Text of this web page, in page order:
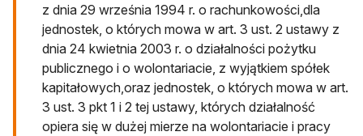
z dnia 29 września 1994 r. o rachunkowości,dla
jednostek, o których mowa w art. 3 ust. 2 ustawy z
dnia 24 kwietnia 2003 r. o działalności pożytku
publicznego i o wolontariacie, z wyjątkiem spółek
kapitałowych,oraz jednostek, o których mowa w art.
3 ust. 3 pkt 1 i 2 tej ustawy, których działalność
opiera się w dużej mierze na wolontariacie i pracy